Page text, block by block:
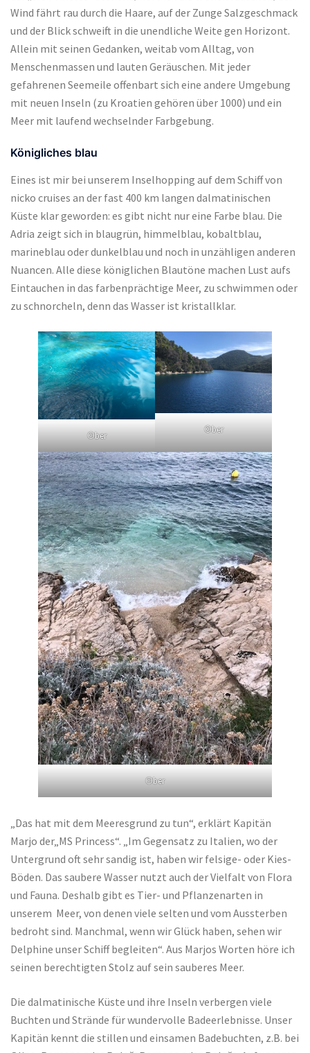
Wind fährt rau durch die Haare, auf der Zunge Salzgeschmack
und der Blick schweift in die unendliche Weite gen Horizont.
Allein mit seinen Gedanken, weitab vom Alltag, von
Menschenmassen und lauten Geräuschen. Mit jeder
gefahrenen Seemeile offenbart sich eine andere Umgebung
mit neuen Inseln (zu Kroatien gehören über 1000) und ein
Meer mit laufend wechselnder Farbgebung.
Königliches blau
Eines ist mir bei unserem Inselhopping auf dem Schiff von
nicko cruises an der fast 400 km langen dalmatinischen
Küste klar geworden: es gibt nicht nur eine Farbe blau. Die
Adria zeigt sich in blaugrün, himmelblau, kobaltblau,
marineblau oder dunkelblau und noch in unzähligen anderen
Nuancen. Alle diese königlichen Blautöne machen Lust aufs
Eintauchen in das farbenprächtige Meer, zu schwimmen oder
zu schnorcheln, denn das Wasser ist kristallklar.
©ber ©ber
©ber
„Das hat mit dem Meeresgrund zu tun“, erklärt Kapitän
Marjo der„MS Princess“. „Im Gegensatz zu Italien, wo der
Untergrund oft sehr sandig ist, haben wir felsige- oder Kies-
Böden. Das saubere Wasser nutzt auch der Vielfalt von Flora
und Fauna. Deshalb gibt es Tier- und Pflanzenarten in
unserem Meer, von denen viele selten und vom Aussterben
bedroht sind. Manchmal, wenn wir Glück haben, sehen wir
Delphine unser Schiff begleiten“. Aus Marjos Worten höre ich
seinen berechtigten Stolz auf sein sauberes Meer.
Die dalmatinische Küste und ihre Inseln verbergen viele
Buchten und Strände für wundervolle Badeerlebnisse. Unser
Kapitän kennt die stillen und einsamen Badebuchten, z.B. bei